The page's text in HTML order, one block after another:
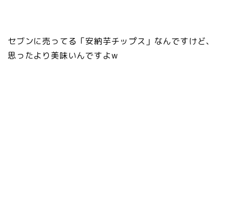
セブンに売ってる「安納芋チップス」なんですけど、
思ったより美味いんですよw